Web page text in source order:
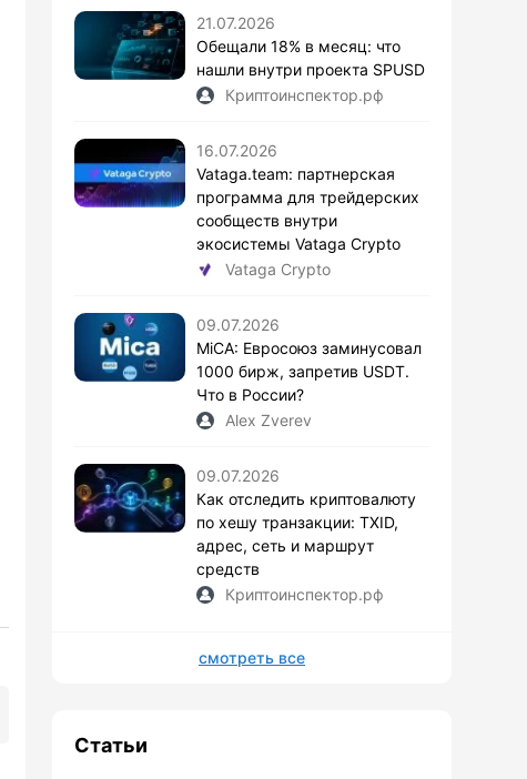
21.07.2026
Обещали 18% в месяц: что
нашли внутри проекта SPUSD
Криптоинспектор.рф
16.07.2026
Vataga.team: партнерская
программа для трейдерских
сообществ внутри
экосистемы Vataga Crypto
Vataga Crypto
09.07.2026
MiCA: Евросоюз заминусовал
1000 бирж, запретив USDT.
Что в России?
Alex Zverev
09.07.2026
Как отследить криптовалюту
по хешу транзакции: TXID,
адрес, сеть и маршрут
средств
Криптоинспектор.рф
смотреть все
Статьи